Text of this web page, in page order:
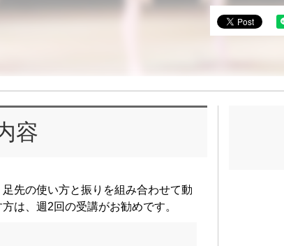
容
先の使い方と振りを組み合わせて動
は、週2回の受講がお勧めです。